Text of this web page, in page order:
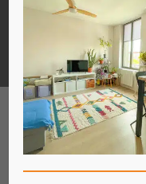
ACHETER
UN APPARTEMENT
ACCÈS
LOCATAIRES /